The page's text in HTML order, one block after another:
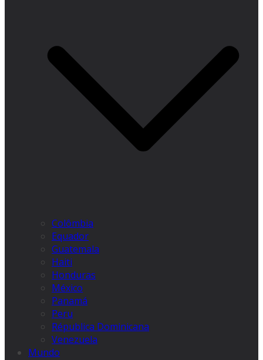
Colômbia
Equador
Guatemala
Haiti
Honduras
México
Panamá
Peru
Républica Dominicana
Venezuela
Mundo